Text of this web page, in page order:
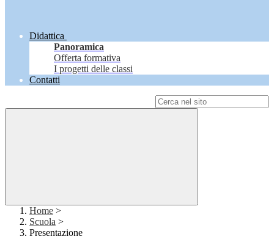
Didattica
Panoramica
Offerta formativa
I progetti delle classi
Contatti
Home >
Scuola >
Presentazione